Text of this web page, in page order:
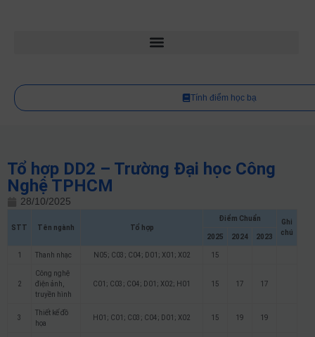
Tính điểm học bạ
Tổ hợp DD2 – Trường Đại học Công
Nghệ TPHCM
28/10/2025
STT Tên ngành Tổ hợp
Điểm Chuẩn
Ghi
chú
2025 2024 2023
1 Thanh nhạc N05; C03; C04; D01; X01; X02 15
2
Công nghệ
điện ảnh,
truyền hình
C01; C03; C04; D01; X02; H01 15 17 17
3
Thiết kế đồ
họa
H01; C01; C03; C04; D01; X02 15 19 19